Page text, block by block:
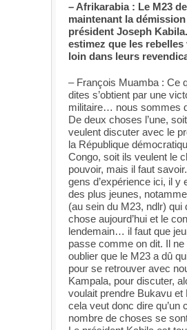
– Afrikarabia : Le M23
maintenant la
président Joseph
estimez que les
loin dans leurs
– François Muamba : Ce
dites s’obtient par une
militaire… nous sommes
De deux choses l’une,
veulent discuter avec le
la République
Congo, soit ils veulent le
pouvoir, mais il faut
gens d’expérience ici, il y
des plus jeunes,
(au sein du M23, ndlr) qui
chose aujourd’hui et le
lendemain… il faut que
passe comme on dit. Il ne
oublier que le M23 a dû
pour se retrouver avec
Kampala, pour discuter,
voulait prendre Bukavu
cela veut donc dire qu’un
nombre de choses se